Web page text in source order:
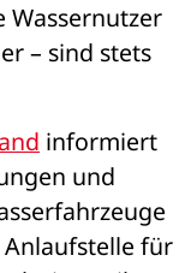
– sind stets
informiert
und
für